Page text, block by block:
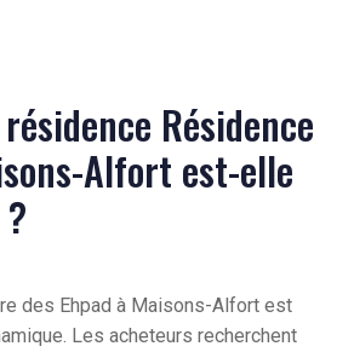
Résidence
Alfort est-elle
des Ehpad à Maisons-Alfort est
Les acheteurs recherchent